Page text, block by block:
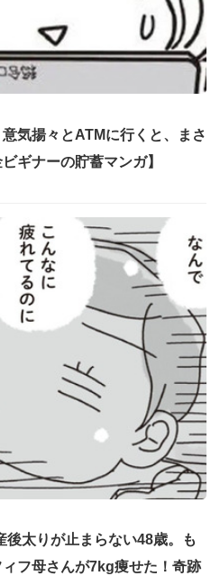
気揚々とATMに行くと、まさ
ギナーの貯蓄マンガ】
太りが止まらない48歳。も
フ母さんが7kg痩せた！奇跡